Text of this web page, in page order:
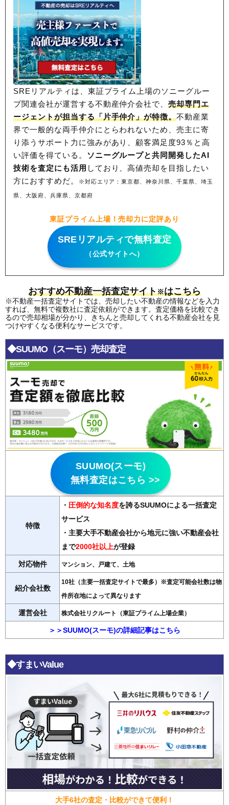
SREリアルティは、東証プライム上場のソニーグルー
プ関連会社が運営する不動産仲介会社で、売却専門エ
ージェントが担当する「片手仲介」が特徴。不動産業
界で一般的な両手仲介にとらわれないため、売主に寄
り添うサポート力に強みがあり、顧客満足度93％と高
い評価を得ている。 ソニーグループと共同開発したAI
技術を査定にも活用 しており、高値売却を目指したい
方におすすめだ。
※対応エリア：東京都、神奈川県、千葉県、埼玉
県、大阪府、兵庫県、京都府
東証プライム上場！売却力に定評あり
SREリアルティで無料査定
（公式サイトへ）
おすすめ不動産一括査定サイト※はこちら
※不動産一括査定サイトでは、売却したい不動産の情報などを入力
すれば、無料で複数社に査定依頼ができます。査定価格を比較でき
るので売却相場が分かり、きちんと売却してくれる不動産会社を見
つけやすくなる便利なサービスです。
◆SUUMO（スーモ）売却査定
SUUMO(スーモ)
無料査定はこちら >>
特徴
・ 圧倒的な知名度を誇るSUUMOによる一括査定
サービス
・主要大手不動産会社から地元に強い不動産会社
まで2000社以上が登録
対応物件 マンション、戸建て、土地
紹介会社数
10社（主要一括査定サイトで最多）※査定可能会社数は物
件所在地によって異なります
運営会社 株式会社リクルート（東証プライム上場企業）
＞＞SUUMO(スーモ)の詳細記事はこちら
◆すまいValue
大手6社の査定・比較ができて便利！